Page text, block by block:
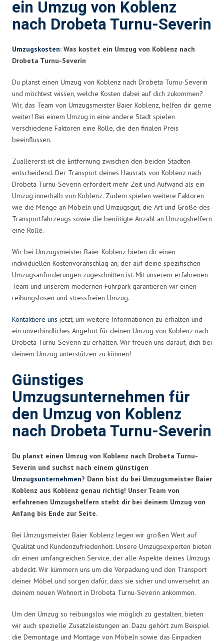
ein Umzug von Koblenz
nach Drobeta Turnu-Severin
Umzugskosten: Was kostet ein Umzug von Koblenz nach
Drobeta Turnu-Severin
Du planst einen Umzug von Koblenz nach Drobeta Turnu-Severin
und möchtest wissen, welche Kosten dabei auf dich zukommen?
Wir, das Team von Umzugsmeister Baier Koblenz, helfen dir gerne
weiter! Bei einem Umzug in eine andere Stadt spielen
verschiedene Faktoren eine Rolle, die den finalen Preis
beeinflussen.
Zuallererst ist die Entfernung zwischen den beiden Städten
entscheidend. Der Transport deines Hausrats von Koblenz nach
Drobeta Turnu-Severin erfordert mehr Zeit und Aufwand als ein
Umzug innerhalb von Koblenz. Zudem spielen weitere Faktoren
wie die Menge an Möbeln und Umzugsgut, die Art und Größe des
Transportfahrzeugs sowie die benötigte Anzahl an Umzugshelfern
eine Rolle.
Wir bei Umzugsmeister Baier Koblenz bieten dir einen
individuellen Kostenvoranschlag an, der auf deine spezifischen
Umzugsanforderungen zugeschnitten ist. Mit unserem erfahrenen
Team und unserem modernen Fuhrpark garantieren wir einen
reibungslosen und stressfreien Umzug.
Kontaktiere uns jetzt, um weitere Informationen zu erhalten und
ein unverbindliches Angebot für deinen Umzug von Koblenz nach
Drobeta Turnu-Severin zu erhalten. Wir freuen uns darauf, dich bei
deinem Umzug unterstützen zu können!
Günstiges
Umzugsunternehmen für
den Umzug von Koblenz
nach Drobeta Turnu-Severin
Du planst einen Umzug von Koblenz nach Drobeta Turnu-
Severin und suchst nach einem günstigen
Umzugsunternehmen? Dann bist du bei Umzugsmeister Baier
Koblenz aus Koblenz genau richtig! Unser Team von
erfahrenen Umzugshelfern steht dir bei deinem Umzug von
Anfang bis Ende zur Seite.
Bei Umzugsmeister Baier Koblenz legen wir großen Wert auf
Qualität und Kundenzufriedenheit. Unsere Umzugsexperten bieten
dir einen umfangreichen Service, der alle Aspekte deines Umzugs
abdeckt. Wir kümmern uns um die Verpackung und den Transport
deiner Möbel und sorgen dafür, dass sie sicher und unversehrt an
deinem neuen Wohnort in Drobeta Turnu-Severin ankommen.
Um den Umzug so reibungslos wie möglich zu gestalten, bieten
wir auch spezielle Zusatzleistungen an. Dazu gehört zum Beispiel
die Demontage und Montage von Möbeln sowie das Einpacken